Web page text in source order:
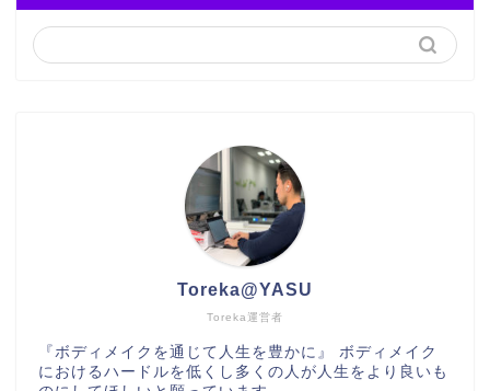
Toreka運営者
Toreka@YASU
『ボディメイクを通じて人生を豊かに』 ボディメイク
におけるハードルを低くし多くの人が人生をより良いも